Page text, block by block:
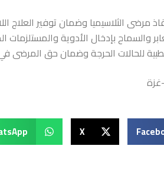
مرضى الثلاسيميا وضمان توفير
والسماح بإدخال الأدوية
للحالات الحرجة وضمان حق المرضى
X